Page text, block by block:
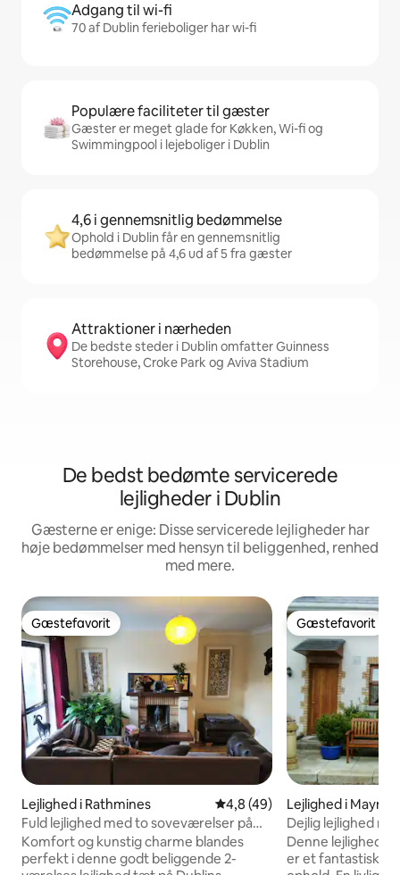
Adgang til wi-fi
70 af Dublin ferieboliger har wi-fi
Populære faciliteter til gæster
Gæster er meget glade for Køkken, Wi-fi og
Swimmingpool i lejeboliger i Dublin
4,6 i gennemsnitlig bedømmelse
Ophold i Dublin får en gennemsnitlig
bedømmelse på 4,6 ud af 5 fra gæster
Attraktioner i nærheden
De bedste steder i Dublin omfatter Guinness
Storehouse, Croke Park og Aviva Stadium
De bedst bedømte servicerede
lejligheder i Dublin
Gæsterne er enige: Disse servicerede lejligheder har
høje bedømmelser med hensyn til beliggenhed, renhed
med mere.
Gæstefavorit
Gæstefavorit
Lejlighed i Rathmines 4,8 ud af 5 i gennemsnitlig
4,8 (49)
Fuld lejlighed med to soveværelser på
den sydlige side af byen.
Komfort og kunstig charme blandes
perfekt i denne godt beliggende 2-
Gæstefavorit
Gæstefavorit
Lejlighed i
Dejlig lejlighed
dobbeltseng,
Denne lejlighed
er et fantastisk